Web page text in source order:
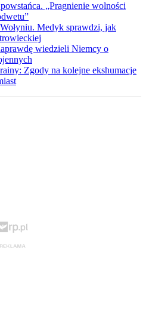
„Pragnienie wolności
Medyk sprawdzi, jak
wiedzieli Niemcy o
Zgody na kolejne ekshumacje